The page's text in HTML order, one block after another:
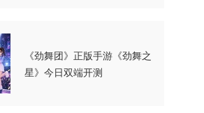
《劲舞团》正版手游《劲舞之
星》今日双端开测